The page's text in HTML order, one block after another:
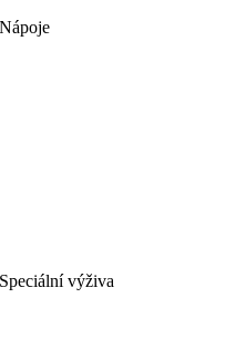
Nápoje
Speciální výživa